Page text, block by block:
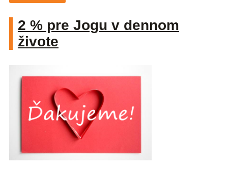
2 % pre Jogu v dennom
živote